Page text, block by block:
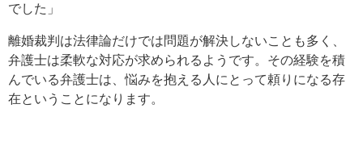
でした」
離婚裁判は法律論だけでは問題が解決しないことも多く、
弁護士は柔軟な対応が求められるようです。その経験を積
んでいる弁護士は、悩みを抱える人にとって頼りになる存
在ということになります。